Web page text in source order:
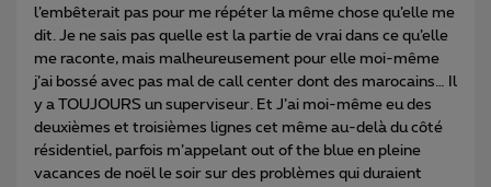
l’embêterait pas pour me répéter la même chose qu’elle me
dit. Je ne sais pas quelle est la partie de vrai dans ce qu’elle
me raconte, mais malheureusement pour elle moi-même
j’ai bossé avec pas mal de call center dont des marocains… Il
y a TOUJOURS un superviseur. Et J’ai moi-même eu des
deuxièmes et troisièmes lignes cet même au-delà du côté
résidentiel, parfois m’appelant out of the blue en pleine
vacances de noël le soir sur des problèmes qui duraient